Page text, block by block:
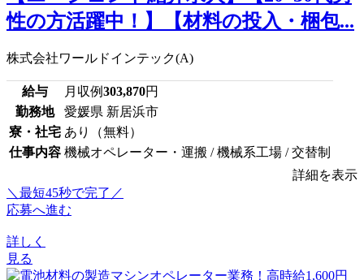
性の方活躍中！】【材料の投入・梱包...
株式会社ワールドインテック(A)
給与 月収例303,870円
勤務地
愛媛県 新居浜市
寮・社宅 あり（無料）
仕事内容 機械オペレーター・運搬 / 機械系工場 / 交替制
詳細を表示
＼最短45秒で完了／
応募へ進む
詳しく
見る